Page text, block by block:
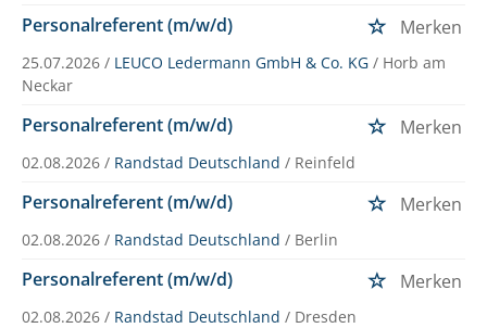
Personalreferent (m/w/d) Merken
25.07.2026 / LEUCO Ledermann GmbH & Co. KG / Horb am
Neckar
Personalreferent (m/w/d) Merken
02.08.2026 / Randstad Deutschland / Reinfeld
Personalreferent (m/w/d) Merken
02.08.2026 / Randstad Deutschland / Berlin
Personalreferent (m/w/d) Merken
02.08.2026 / Randstad Deutschland / Dresden